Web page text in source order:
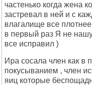
частенько когда жена
застревал в ней и с
влагалище все
в первый раз Я не
все исправил )
Ира сосала член как в
покусыванием , член
яиц которые